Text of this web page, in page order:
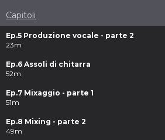
Capitoli
Ep.5 Produzione vocale - parte 2
23m
Ep.6 Assoli di chitarra
52m
Ep.7 Mixaggio - parte 1
51m
Ep.8 Mixing - parte 2
49m